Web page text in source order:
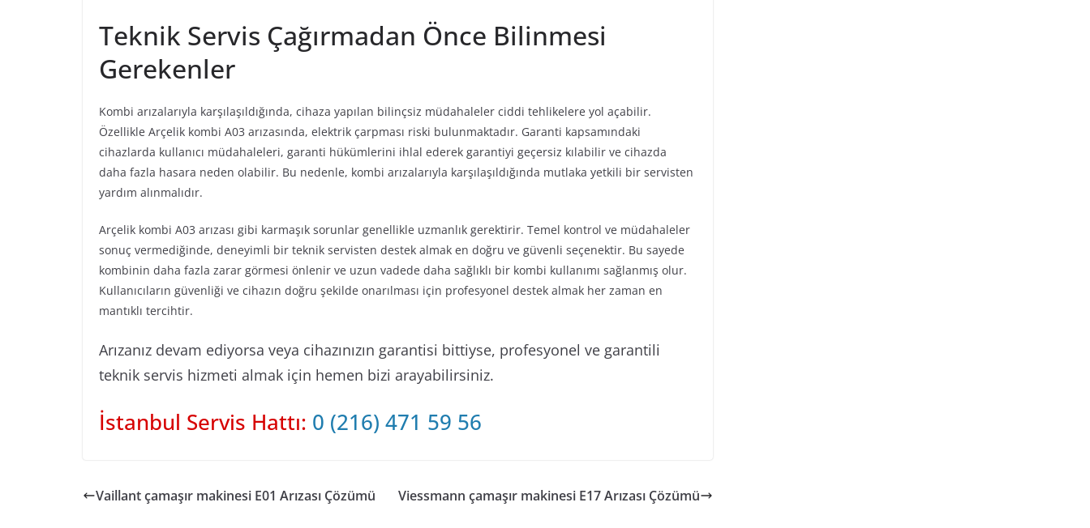
Teknik Servis Çağırmadan Önce Bilinmesi
Gerekenler
Kombi arızalarıyla karşılaşıldığında, cihaza yapılan bilinçsiz müdahaleler ciddi tehlikelere yol açabilir.
Özellikle Arçelik kombi A03 arızasında, elektrik çarpması riski bulunmaktadır. Garanti kapsamındaki
cihazlarda kullanıcı müdahaleleri, garanti hükümlerini ihlal ederek garantiyi geçersiz kılabilir ve cihazda
daha fazla hasara neden olabilir. Bu nedenle, kombi arızalarıyla karşılaşıldığında mutlaka yetkili bir servisten
yardım alınmalıdır.
Arçelik kombi A03 arızası gibi karmaşık sorunlar genellikle uzmanlık gerektirir. Temel kontrol ve müdahaleler
sonuç vermediğinde, deneyimli bir teknik servisten destek almak en doğru ve güvenli seçenektir. Bu sayede
kombinin daha fazla zarar görmesi önlenir ve uzun vadede daha sağlıklı bir kombi kullanımı sağlanmış olur.
Kullanıcıların güvenliği ve cihazın doğru şekilde onarılması için profesyonel destek almak her zaman en
mantıklı tercihtir.
Arızanız devam ediyorsa veya cihazınızın garantisi bittiyse, profesyonel ve garantili
teknik servis hizmeti almak için hemen bizi arayabilirsiniz.
İstanbul Servis Hattı: 0 (216) 471 59 56
Vaillant çamaşır makinesi E01 Arızası Çözümü Viessmann çamaşır makinesi E17 Arızası Çözümü